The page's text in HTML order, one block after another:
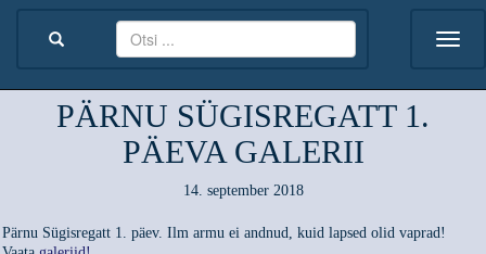
PÄRNU SÜGISREGATT 1.
PÄEVA GALERII
14. september 2018
Pärnu Sügisregatt 1. päev. Ilm armu ei andnud, kuid lapsed olid vaprad!